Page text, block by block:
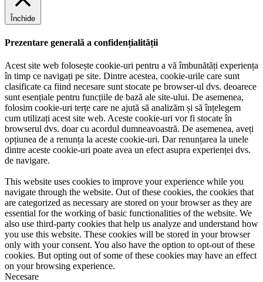
Închide
Prezentare generală a confidențialității
Acest site web folosește cookie-uri pentru a vă îmbunătăți experiența
în timp ce navigați pe site. Dintre acestea, cookie-urile care sunt
clasificate ca fiind necesare sunt stocate pe browser-ul dvs. deoarece
sunt esențiale pentru funcțiile de bază ale site-ului. De asemenea,
folosim cookie-uri terțe care ne ajută să analizăm și să înțelegem
cum utilizați acest site web. Aceste cookie-uri vor fi stocate în
browserul dvs. doar cu acordul dumneavoastră. De asemenea, aveți
opțiunea de a renunța la aceste cookie-uri. Dar renunțarea la unele
dintre aceste cookie-uri poate avea un efect asupra experienței dvs.
de navigare.
This website uses cookies to improve your experience while you
navigate through the website. Out of these cookies, the cookies that
are categorized as necessary are stored on your browser as they are
essential for the working of basic functionalities of the website. We
also use third-party cookies that help us analyze and understand how
you use this website. These cookies will be stored in your browser
only with your consent. You also have the option to opt-out of these
cookies. But opting out of some of these cookies may have an effect
on your browsing experience.
Necesare